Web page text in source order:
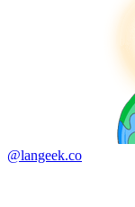
@langeek.co